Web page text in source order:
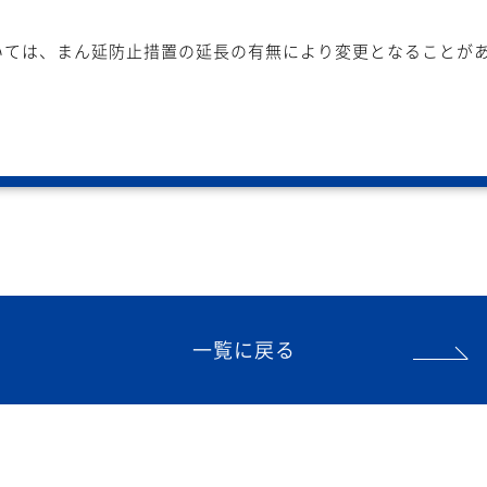
は、まん延防止措置の延長の有無により変更となることがあ
一覧に戻る